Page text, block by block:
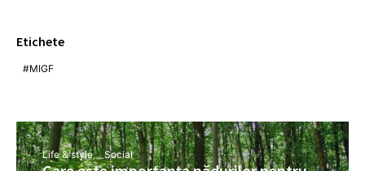
Etichete
MIGF
Life & style Social